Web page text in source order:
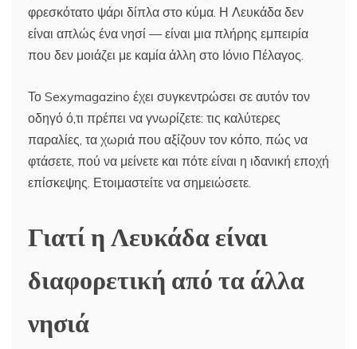
φρεσκότατο ψάρι δίπλα στο κύμα. Η Λευκάδα δεν
είναι απλώς ένα νησί — είναι μια πλήρης εμπειρία
που δεν μοιάζει με καμία άλλη στο Ιόνιο Πέλαγος.
Το Sexymagazino έχει συγκεντρώσει σε αυτόν τον
οδηγό ό,τι πρέπει να γνωρίζετε: τις καλύτερες
παραλίες, τα χωριά που αξίζουν τον κόπο, πώς να
φτάσετε, πού να μείνετε και πότε είναι η ιδανική εποχή
επίσκεψης. Ετοιμαστείτε να σημειώσετε.
Γιατί η Λευκάδα είναι
διαφορετική από τα άλλα
νησιά